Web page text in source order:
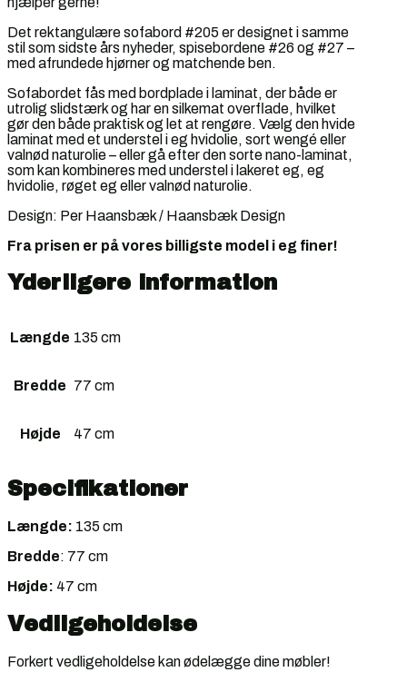
Det rektangulære sofabord #205 er designet i samme
stil som sidste års nyheder, spisebordene #26 og #27 –
med afrundede hjørner og matchende ben.
Sofabordet fås med bordplade i laminat, der både er
utrolig slidstærk og har en silkemat overflade, hvilket
gør den både praktisk og let at rengøre. Vælg den hvide
laminat med et understel i eg hvidolie, sort wengé eller
valnød naturolie – eller gå efter den sorte nano-laminat,
som kan kombineres med understel i lakeret eg, eg
hvidolie, røget eg eller valnød naturolie.
Design: Per Haansbæk / Haansbæk Design
Fra prisen er på vores billigste model i eg finer!
Yderligere information
Længde 135 cm
Bredde 77 cm
Højde 47 cm
Specifikationer
Længde: 135 cm
Bredde: 77 cm
Højde: 47 cm
Vedligeholdelse
Forkert vedligeholdelse kan ødelægge dine møbler!